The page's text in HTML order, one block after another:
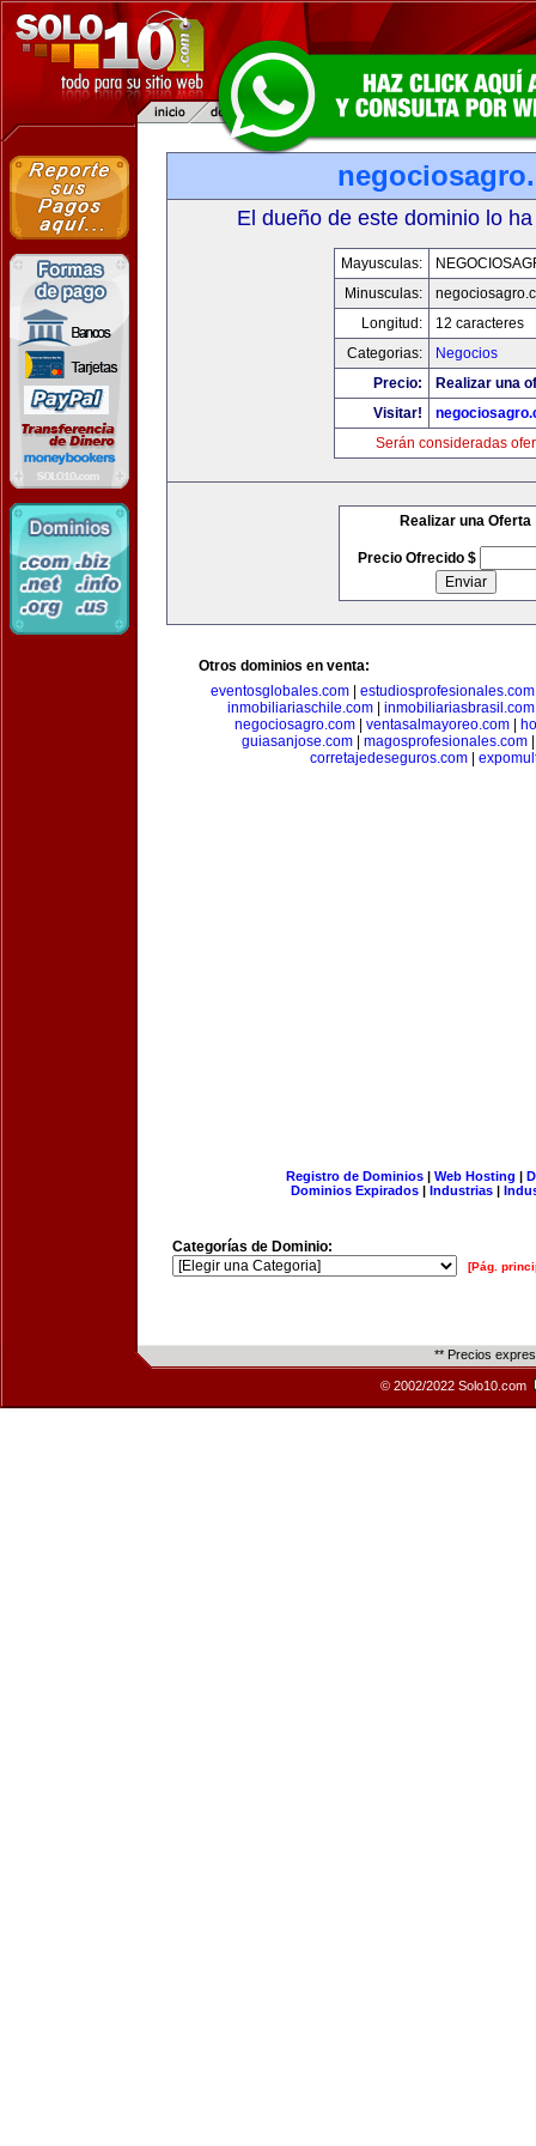
El dueño de este dominio lo
Mayusculas:
Minusculas:
Longitud:
12 caracteres
Categorias:
Negocios
Precio:
Realizar una
Visitar!
Serán consideradas
Realizar una Oferta
Precio Ofrecido $
Otros dominios en venta:
eventosglobales.com| estudiosprofesionales.com
inmobiliariaschile.com| inmobiliariasbrasil.com
negociosagro.com
ventasalmayoreo.com
guiasanjose.com| magosprofesionales.com
corretajedeseguros.com
Registro de Dominios| Web Hosting |
Dominios Expirados | Industrias |
Categorías de Dominio:
[Pág.
** Precios
© 2002/2022 Solo10.com